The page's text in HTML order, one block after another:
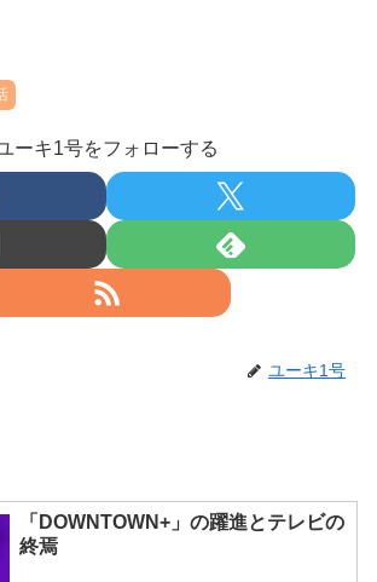
ーキ1号をフォローする
ユーキ1号
「DOWNTOWN+」の躍進とテレビの
終焉